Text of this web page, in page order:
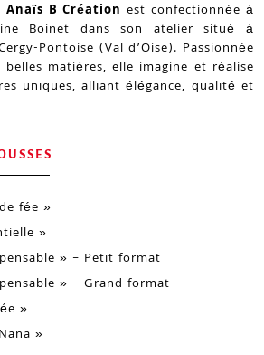
Anaïs B Création est confectionnée à
Boinet dans son atelier situé à
Pontoise (Val d’Oise). Passionnée
matières, elle imagine et réalise
uniques, alliant élégance, qualité et
fée »
»
» – Petit format
» – Grand format
»
»